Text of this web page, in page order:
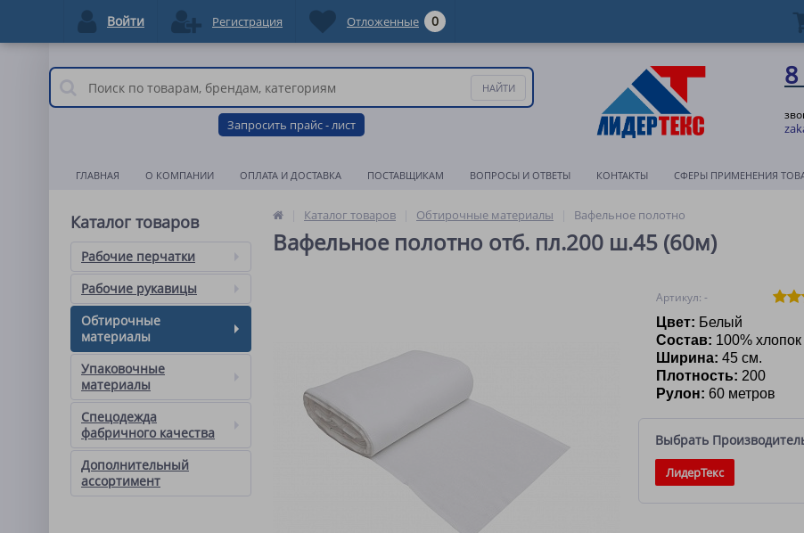
Запросить прайс - лист
ГЛАВНАЯ О КОМПАНИИ ОПЛАТА И ДОСТАВКА ПОСТАВЩИКАМ ВОПРОСЫ И ОТВЕТЫ КОНТАКТЫ СФЕРЫ ПРИМЕНЕНИЯ
Каталог товаров
Рабочие перчатки
Рабочие рукавицы
Обтирочные
материалы
Упаковочные
материалы
Спецодежда
фабричного качества
Дополнительный
ассортимент
Каталог товаров Обтирочные материалы Вафельное полотно
Вафельное полотно отб. пл.200 ш.45 (60м)
Артикул: -
Цвет: Белый
Состав: 100% хлопок
Ширина: 45 см.
Плотность: 200
Рулон: 60 метров
Выбрать
ЛидерТекс
Войти Регистрация Отложенные 0